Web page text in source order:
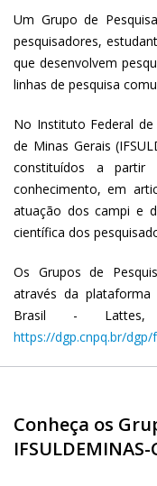
Um Grupo de
pesquisadores,
que desenvolvem
linhas de pesquisa
No Instituto Federal de
de Minas Gerais
constituídos a partir
conhecimento, em
atuação dos campi e
científica dos
Os Grupos de
através da
Brasil - Lattes,
https://dgp.cnpq.br/
Conheça os